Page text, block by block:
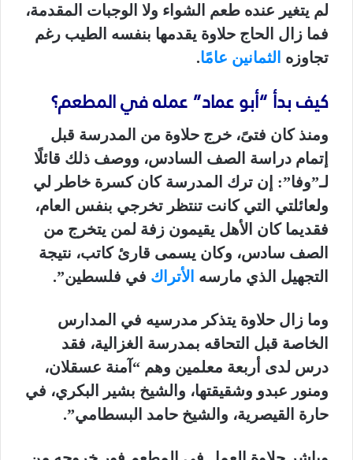
لم يتغير عنده طعم الشواء ولا الوجبات المقدمة،
فما زال الحاج حلاوة يقدمها بنفسه الطيب رغم
تجاوزه الثمانين عامًا.
كيف بدأ “أبو عماد” عمله في المطعم؟
ومنذ كان فتىً، خرج حلاوة من المدرسة قبل
إتمام دراسة الصف السادس، ووصف ذلك قائلًا
لـ”وفا”: إن ترك المدرسة كان كسرة خاطر لي
ولعائلتي التي كانت تنتظر تخرجي بنفس العام،
فقديما كان الأهل يقيمون زفة لمن يتخرج من
الصف سادس، وكان يسمى قارئ كاتب، نتيجة
التجهيل الذي مارسه الأتراك في فلسطين”.
وما زال حلاوة يتذكر مدرسيه في المدارس
الخاصة قبل التحاقه بمدرسة الغزالية، فقد
درس لدى أربعة معلمين وهم “آمنة عسقلان،
ومنور عبدو وشقيقتها، والشيخ بشير البكري، في
حارة القيصرية، والشيخ حامد البسطامي”.